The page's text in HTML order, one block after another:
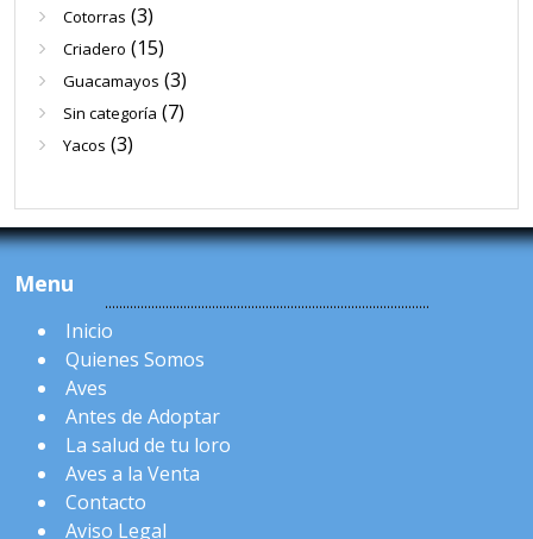
Cotorras (3)
Criadero (15)
Guacamayos (3)
Sin categoría (7)
Yacos (3)
Menu
Inicio
Quienes Somos
Aves
Antes de Adoptar
La salud de tu loro
Aves a la Venta
Contacto
Aviso Legal